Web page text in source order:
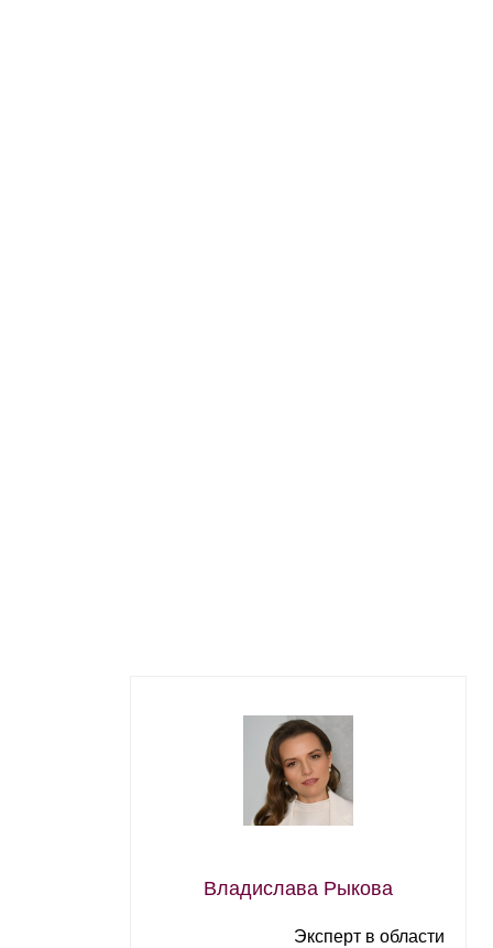
Владислава Рыкова
Эксперт в области